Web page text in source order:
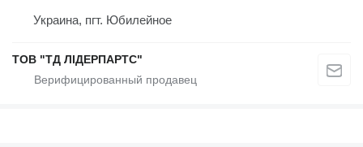
Украина, пгт. Юбилейное
ТОВ "ТД ЛІДЕРПАРТС"